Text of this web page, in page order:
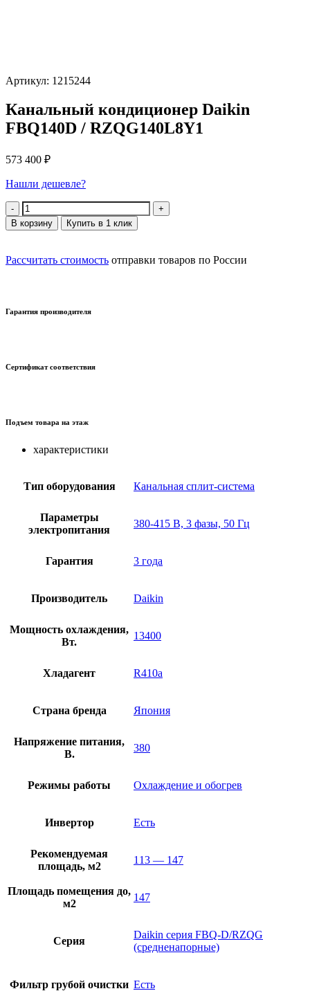
Артикул: 1215244
Канальный кондиционер Daikin
FBQ140D / RZQG140L8Y1
573 400 ₽
Нашли дешевле?
Количество
В корзину Купить в 1 клик
Рассчитать стоимость отправки товаров по России
Гарантия производителя
Сертификат соответствия
Подъем товара на этаж
характеристики
Тип оборудования Канальная сплит-система
Параметры
электропитания
380-415 В, 3 фазы, 50 Гц
Гарантия 3 года
Производитель Daikin
Мощность охлаждения,
Вт.
13400
Хладагент R410a
Страна бренда Япония
Напряжение питания,
В.
380
Режимы работы Охлаждение и обогрев
Инвертор Есть
Рекомендуемая
площадь, м2
113 — 147
Площадь помещения до,
м2
147
Серия
Daikin серия FBQ-D/RZQG
(средненапорные)
Фильтр грубой очистки Есть